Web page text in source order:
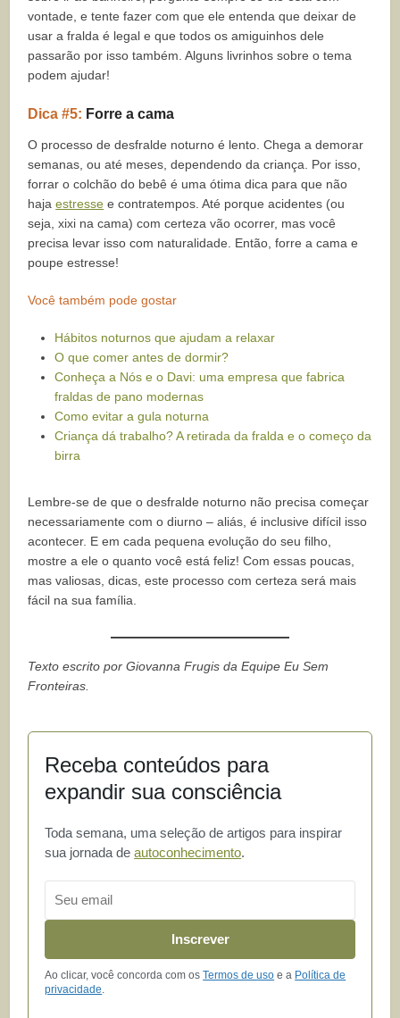
vontade, e tente fazer com que ele entenda que deixar de
usar a fralda é legal e que todos os amiguinhos dele
passarão por isso também. Alguns livrinhos sobre o tema
podem ajudar!
Dica #5: Forre a cama
O processo de desfralde noturno é lento. Chega a demorar
semanas, ou até meses, dependendo da criança. Por isso,
forrar o colchão do bebê é uma ótima dica para que não
hajaestresse e contratempos. Até porque acidentes (ou
seja, xixi na cama) com certeza vão ocorrer, mas você
precisa levar isso com naturalidade. Então, forre a cama e
poupe estresse!
Você também pode gostar
Hábitos noturnos que ajudam a relaxar
O que comer antes de dormir?
Conheça a Nós e o Davi: uma empresa que fabrica
fraldas de pano modernas
Como evitar a gula noturna
Criança dá trabalho? A retirada da fralda e o começo da
birra
Lembre-se de que o desfralde noturno não precisa começar
necessariamente com o diurno – aliás, é inclusive difícil isso
acontecer. E em cada pequena evolução do seu filho,
mostre a ele o quanto você está feliz! Com essas poucas,
mas valiosas, dicas, este processo com certeza será mais
fácil na sua família.
Texto escrito por Giovanna Frugis da Equipe Eu Sem
Fronteiras.
Receba conteúdos para
expandir sua consciência
Toda semana, uma seleção de artigos para inspirar
sua jornada deautoconhecimento.
Inscrever
Ao clicar, você concorda com osTermos de uso e a Política de
privacidade.